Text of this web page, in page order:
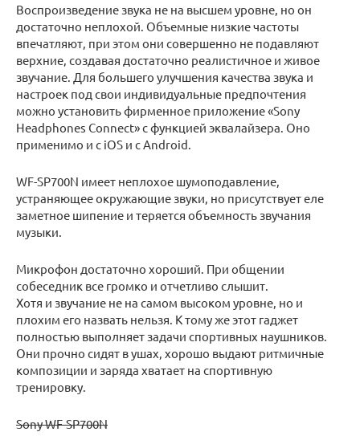
Воспроизведение звука не на высшем уровне, но он
достаточно неплохой. Объемные низкие частоты
впечатляют, при этом они совершенно не подавляют
верхние, создавая достаточно реалистичное и живое
звучание. Для большего улучшения качества звука и
настроек под свои индивидуальные предпочтения
можно установить фирменное приложение «Sony
Headphones Connect» с функцией эквалайзера. Оно
применимо и с iOS и с Android.
WF-SP700N имеет неплохое шумоподавление,
устраняющее окружающие звуки, но присутствует еле
заметное шипение и теряется объемность звучания
музыки.
Микрофон достаточно хороший. При общении
собеседник все громко и отчетливо слышит.
Хотя и звучание не на самом высоком уровне, но и
плохим его назвать нельзя. К тому же этот гаджет
полностью выполняет задачи спортивных наушников.
Они прочно сидят в ушах, хорошо выдают ритмичные
композиции и заряда хватает на спортивную
тренировку.
Sony WF-SP700N